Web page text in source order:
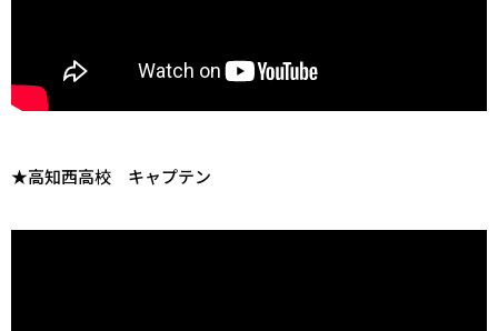
★高知西高校 キャプテン